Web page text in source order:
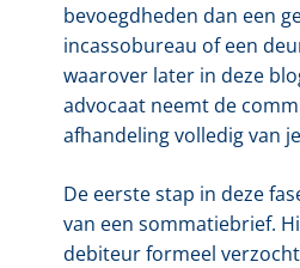
bevoegdheden dan een
incassobureau of een
waarover later in deze
advocaat neemt de
afhandeling volledig van
De eerste stap in deze
van een sommatiebrief.
debiteur formeel